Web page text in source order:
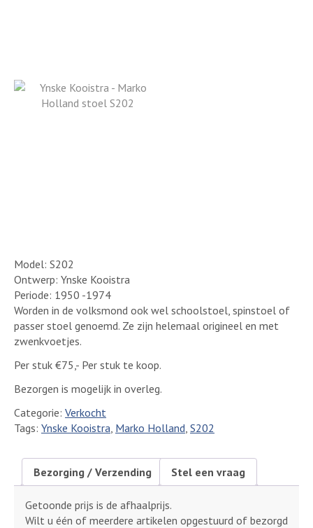
Model: S202
Ontwerp: Ynske Kooistra
Periode: 1950 -1974
Worden in de volksmond ook wel schoolstoel, spinstoel of
passer stoel genoemd. Ze zijn helemaal origineel en met
zwenkvoetjes.
Per stuk €75,- Per stuk te koop.
Bezorgen is mogelijk in overleg.
Categorie: Verkocht
Tags: Ynske Kooistra, Marko Holland, S202
Bezorging / Verzending Stel een vraag
Getoonde prijs is de afhaalprijs.
Wilt u één of meerdere artikelen opgestuurd of bezorgd